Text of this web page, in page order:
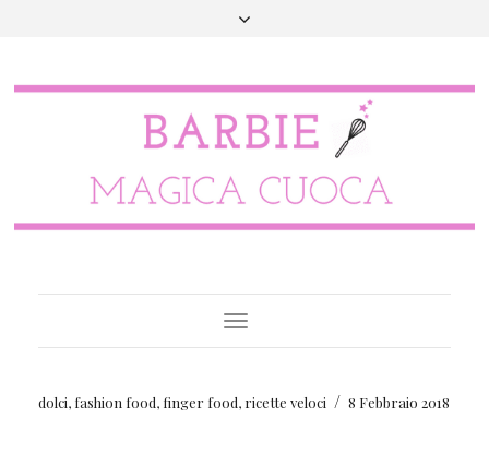
Toggle
Navigation
dolci, fashion food, finger food, ricette veloci / 8 Febbraio 2018